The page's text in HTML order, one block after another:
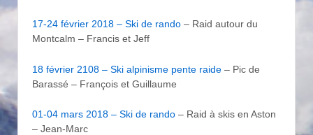
17-24 février 2018 – Ski de rando – Raid autour du
Montcalm – Francis et Jeff
18 février 2108 – Ski alpinisme pente raide – Pic de
Barassé – François et Guillaume
01-04 mars 2018 – Ski de rando – Raid à skis en Aston
– Jean-Marc